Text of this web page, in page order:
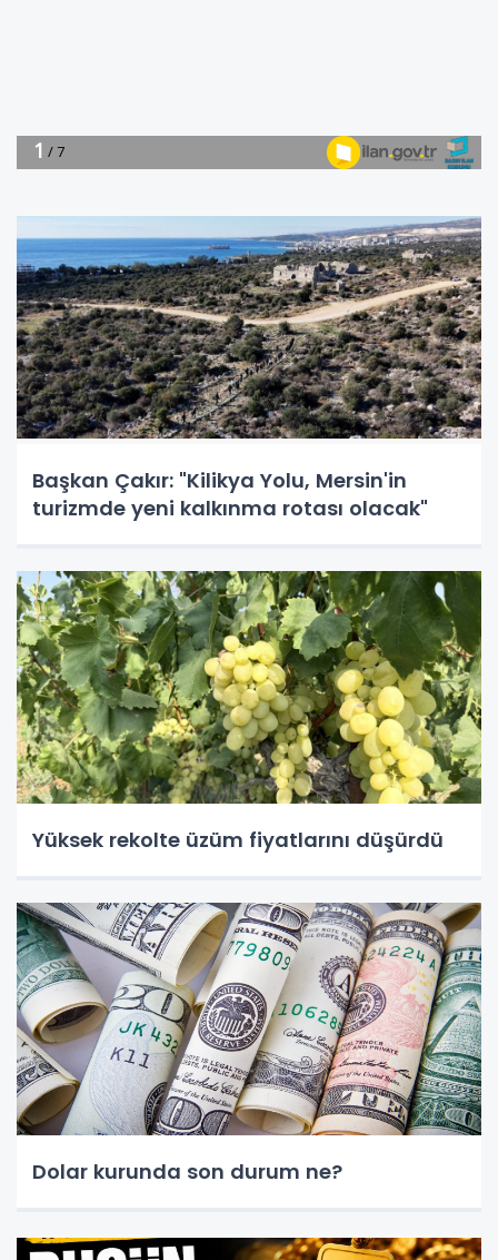
Başkan Çakır: "Kilikya Yolu, Mersin'in
turizmde yeni kalkınma rotası olacak"
Yüksek rekolte üzüm fiyatlarını düşürdü
Dolar kurunda son durum ne?